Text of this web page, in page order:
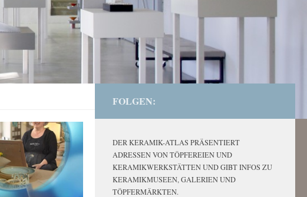
FOLGEN:
DER KERAMIK-ATLAS PRÄSENTIERT
ADRESSEN VON TÖPFEREIEN UND
KERAMIKWERKSTÄTTEN UND GIBT INFOS ZU
KERAMIKMUSEEN, GALERIEN UND
TÖPFERMÄRKTEN.